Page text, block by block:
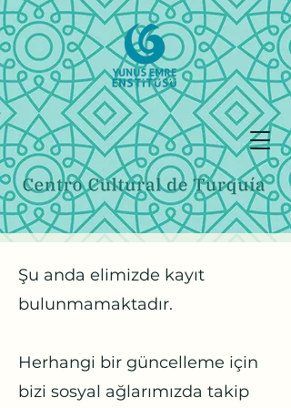
Şu anda elimizde kayıt
bulunmamaktadır.
Herhangi bir güncelleme için
bizi sosyal ağlarımızda takip